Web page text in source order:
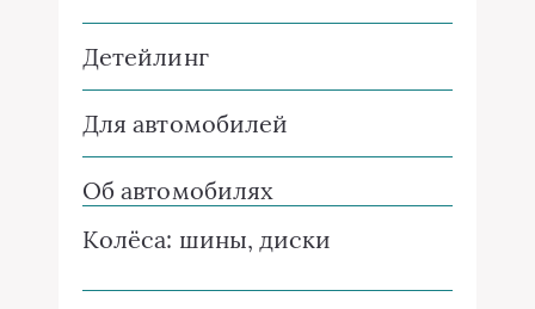
Детейлинг
Для автомобилей
Об автомобилях
Колёса: шины, диски